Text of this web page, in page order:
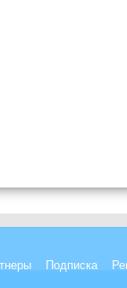
Подписка